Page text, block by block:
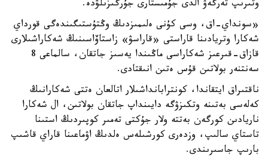
وتىرىپ تەرگەۋ الدى جۇمىستارى جۇرگىزىلۋدە.
«سونداي-اق، وسى كۇنى ەلىمىزدىڭ وڭتۇستىگىندەگى قورداي
شەكارا وتريادىنا قاراستى «قاراسۋ» زاستاۆاسىنىڭ شەكاراشىلارى
قازاق-قىرعىز شەكاراسى ماڭىندا يەسىز جاتقان، سالماعى 8
سەنتنەر بولاتىن قۇس ەتىن انىقتادى.
ناقتىراق ايتقاندا، كونترابانداشىلار اتالعان ەتتى شەكارانىڭ
كەلەسى بەتىنە وتكىزۋگە دايىنداپ جاتقان بولاتىن، ال شەكارا
ناريادىن كورگەن بەتتە ولار جۇكتى تەمىر كوپىردىڭ استىنا
تاستاي سالىپ، وزدەرى كورشىلەس ەلدىڭ اۋماعىنا قاراي قاشىپ
بارىپ جاسىرىندى.